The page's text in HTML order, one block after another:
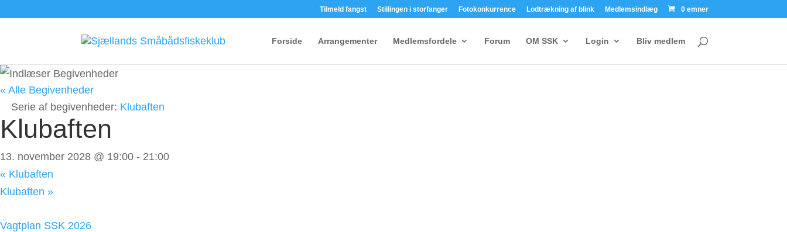
Tilmeld fangst Stillingen i storfanger Fotokonkurrence Lodtrækning af blink Medlemsindlæg 0 emner
Forside Arrangementer Medlemsfordele Forum OM SSK Login Bliv medlem
« Alle Begivenheder
Serie af begivenheder: Klubaften
Klubaften
13. november 2028 @ 19:00 - 21:00
« Klubaften
Klubaften »
Vagtplan SSK 2026